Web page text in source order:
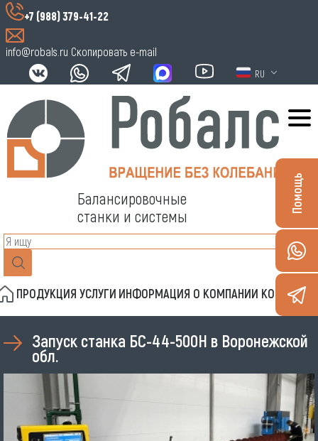
+7 (988) 379-41-22
info@robals.ru Скопировать e-mail
RU
Балансировочные
станки и системы
ПРОДУКЦИЯ УСЛУГИ ИНФОРМАЦИЯ О КОМПАНИИ КОНТАКТЫ
Запуск станка БС-44-500Н в Воронежской
обл.
Помощь